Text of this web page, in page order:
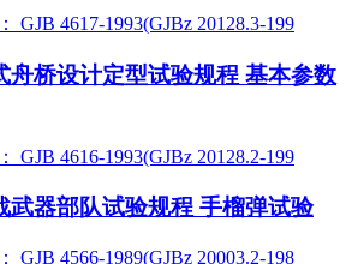
GJB 4617-1993(GJBz 20128.3-199
舟桥设计定型试验规程 基本参数
GJB 4616-1993(GJBz 20128.2-199
武器部队试验规程 手榴弹试验
GJB 4566-1989(GJBz 20003.2-198